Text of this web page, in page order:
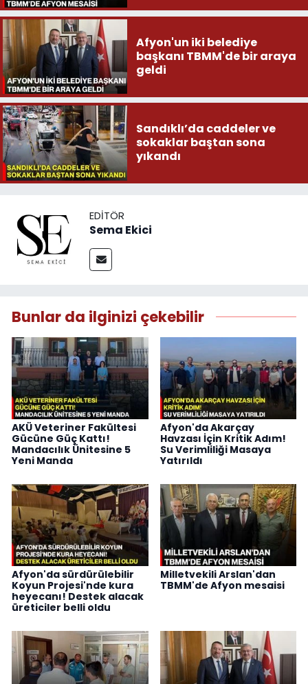
Afyon'un iki belediye
başkanı TBMM'de bir araya
geldi
Sandıklı’da caddeler ve
sokaklar baştan sona
yıkandı
EDITÖR
Sema Ekici
Bunlar da ilginizi çekebilir
AKÜ Veteriner Fakültesi
Gücüne Güç Kattı!
Mandacılık Ünitesine 5
Yeni Manda
Afyon'da Akarçay
Havzası İçin Kritik Adım!
Su Verimliliği Masaya
Yatırıldı
Afyon'da sürdürülebilir
Koyun Projesi'nde kura
heyecanı! Destek alacak
üreticiler belli oldu
Milletvekili Arslan'dan
TBMM'de Afyon mesaisi